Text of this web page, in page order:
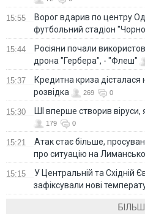
15:55
Ворог вдарив по центру
футбольний стадіон
15:44
Росіяни почали
дрона "Гербера", - "Флеш"
15:37
Кредитна криза дісталася
розвідка
269 0
15:30 ШІ вперше створив віруси,
179 0
15:21
Атак стає більше,
про ситуацію на
15:15
У Центральній та Східній
зафіксували нові